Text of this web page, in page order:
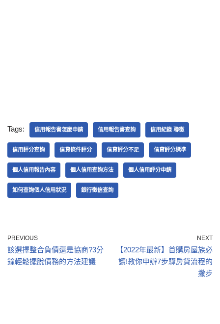
Tags: 信用報告書怎麼申請 信用報告書查詢 信用紀錄 聯徵
信用評分查詢 信貸條件評分 信貸評分不足 信貸評分標準
個人信用報告內容 個人信用查詢方法 個人信用評分申請
如何查詢個人信用狀況 銀行徵信查詢
PREVIOUS
該選擇整合負債還是協商?3分
鐘輕鬆擺脫債務的方法建議
NEXT
【2022年最新】首購房屋族必
讀!教你申辦7步驟房貸流程的
撇步